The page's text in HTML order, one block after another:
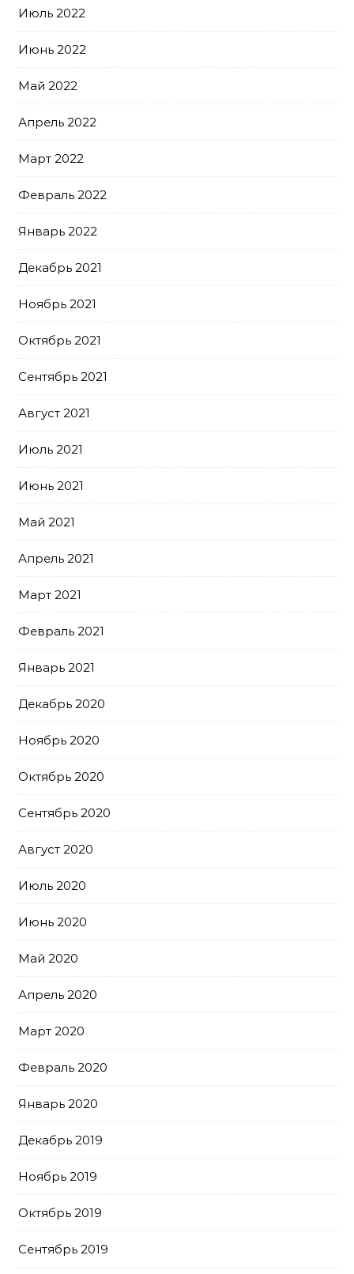
Июль 2022
Июнь 2022
Май 2022
Апрель 2022
Март 2022
Февраль 2022
Январь 2022
Декабрь 2021
Ноябрь 2021
Октябрь 2021
Сентябрь 2021
Август 2021
Июль 2021
Июнь 2021
Май 2021
Апрель 2021
Март 2021
Февраль 2021
Январь 2021
Декабрь 2020
Ноябрь 2020
Октябрь 2020
Сентябрь 2020
Август 2020
Июль 2020
Июнь 2020
Май 2020
Апрель 2020
Март 2020
Февраль 2020
Январь 2020
Декабрь 2019
Ноябрь 2019
Октябрь 2019
Сентябрь 2019